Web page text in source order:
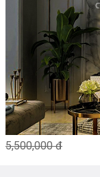
5,500,000 đ